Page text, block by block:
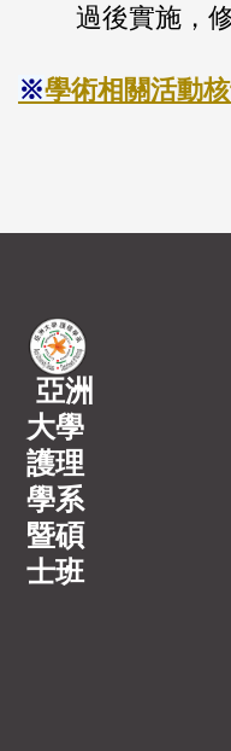
過後實施，
※學術相關活動
亞洲
大學
護理
學系
暨碩
士班